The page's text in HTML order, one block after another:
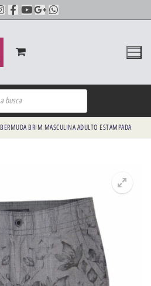
BERMUDA BRIM MASCULINA ADULTO ESTAMPADA